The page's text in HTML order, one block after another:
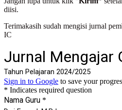
diisi.
Terimakasih sudah mengisi jurnal
IC